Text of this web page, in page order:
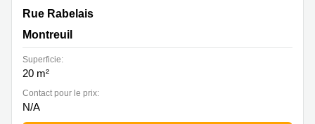
Rue Rabelais 18, Montreuil
Rue Rabelais
Montreuil
Superficie:
20 m²
Contact pour le prix:
N/A